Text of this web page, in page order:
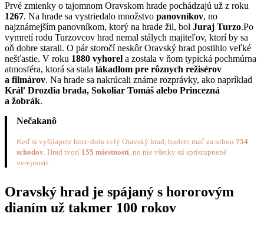
Prvé zmienky o tajomnom Oravskom hrade pochádzajú už z roku
1267. Na hrade sa vystriedalo množstvo panovníkov, no
najznámejším panovníkom, ktorý na hrade žil, bol Juraj Turzo.Po
vymretí rodu Turzovcov hrad nemal stálych majiteľov, ktorí by sa
oň dobre starali. O pár storočí neskôr Oravský hrad postihlo veľké
nešťastie. V roku 1880 vyhorel a zostala v ňom typická pochmúrna
atmosféra, ktorá sa stala lákadlom pre rôznych režisérov
a filmárov. Na hrade sa nakrúcali známe rozprávky, ako napríklad
Kráľ Drozdia brada, Sokoliar Tomáš alebo Princezná
a žobrák.
Nečakanô
Keď si vyšliapete hore-dolu celý Oravský hrad, budete mať za sebou 754
schodov. Hrad tvorí 155 miestností, no nie všetky sú sprístupnené
verejnosti.
Oravský hrad je spájaný s hororovým
dianím už takmer 100 rokov